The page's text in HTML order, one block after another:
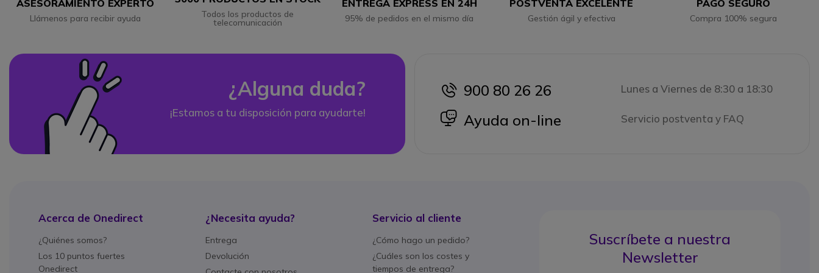
ASESORAMIENTO EXPERTO
Llámenos para recibir ayuda Todos los productos de
telecomunicación
ENTREGA EXPRESS EN 24H
95% de pedidos en el mismo día
POSTVENTA EXCELENTE
Gestión ágil y efectiva
PAGO SEGURO
Compra 100% segura
¿Alguna duda?
¡Estamos a tu disposición para ayudarte!
icon
900 80 26 26 Lunes a Viernes de 8:30 a 18:30
icon
Ayuda on-line Servicio postventa y FAQ
Acerca de Onedirect
¿Quiénes somos?
Los 10 puntos fuertes
Onedirect
¿Necesita ayuda?
Entrega
Devolución
Servicio al cliente
¿Cómo hago un pedido?
¿Cuáles son los costes y
tiempos de entrega?
Suscríbete a nuestra
Newsletter